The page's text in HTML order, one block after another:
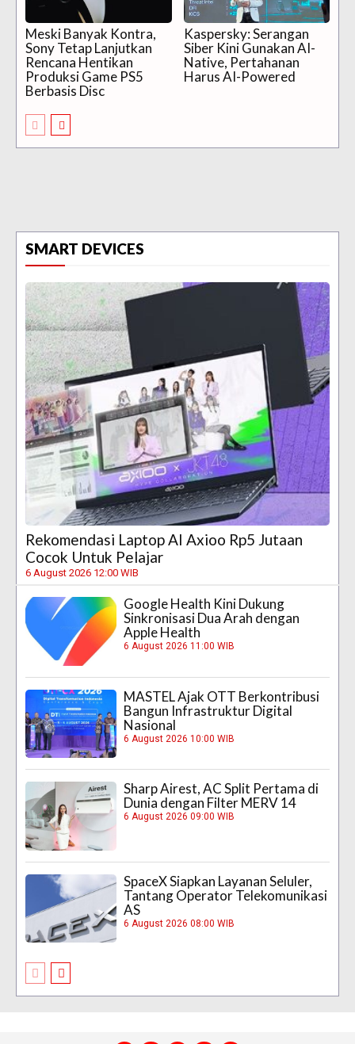
Meski Banyak Kontra,
Sony Tetap Lanjutkan
Rencana Hentikan
Produksi Game PS5
Berbasis Disc
Kaspersky: Serangan
Siber Kini Gunakan AI-
Native, Pertahanan
Harus AI-Powered
SMART DEVICES
Rekomendasi Laptop AI Axioo Rp5 Jutaan
Cocok Untuk Pelajar
6 August 2026 12:00 WIB
Google Health Kini Dukung
Sinkronisasi Dua Arah dengan
Apple Health
6 August 2026 11:00 WIB
MASTEL Ajak OTT Berkontribusi
Bangun Infrastruktur Digital
Nasional
6 August 2026 10:00 WIB
Sharp Airest, AC Split Pertama di
Dunia dengan Filter MERV 14
6 August 2026 09:00 WIB
SpaceX Siapkan Layanan Seluler,
Tantang Operator Telekomunikasi
AS
6 August 2026 08:00 WIB